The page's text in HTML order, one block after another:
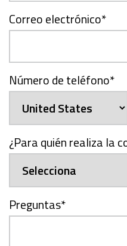
Correo electrónico*
Número de teléfono*
¿Para quién realiza la
Preguntas*